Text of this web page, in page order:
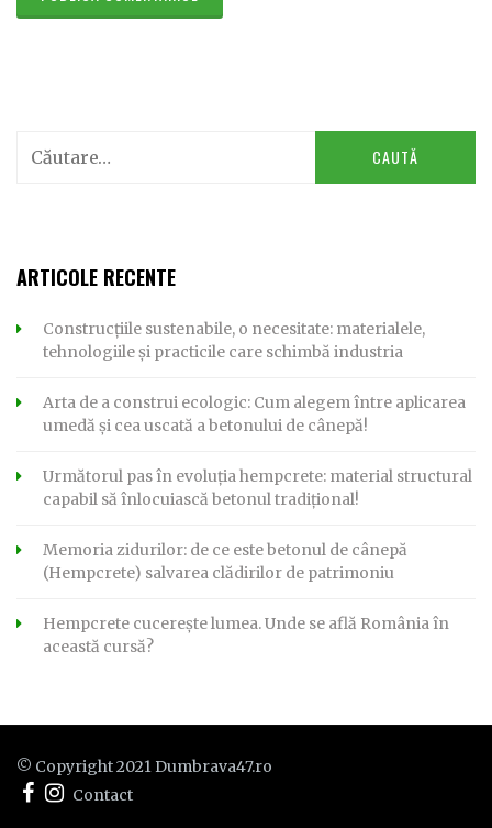
după:
ARTICOLE RECENTE
Construcțiile sustenabile, o necesitate: materialele,
tehnologiile și practicile care schimbă industria
Arta de a construi ecologic: Cum alegem între aplicarea
umedă și cea uscată a betonului de cânepă!
Următorul pas în evoluția hempcrete: material structural
capabil să înlocuiască betonul tradițional!
Memoria zidurilor: de ce este betonul de cânepă
(Hempcrete) salvarea clădirilor de patrimoniu
Hempcrete cucerește lumea. Unde se află România în
această cursă?
© Copyright 2021 Dumbrava47.ro
Contact